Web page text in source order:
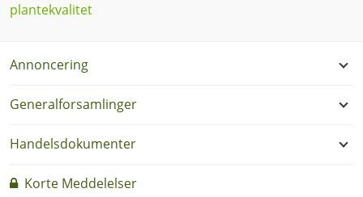
plantekvalitet
Annoncering
Generalforsamlinger
Handelsdokumenter
Korte Meddelelser